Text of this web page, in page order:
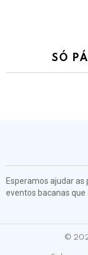
SÓ
Esperamos ajudar as
eventos bacanas
©